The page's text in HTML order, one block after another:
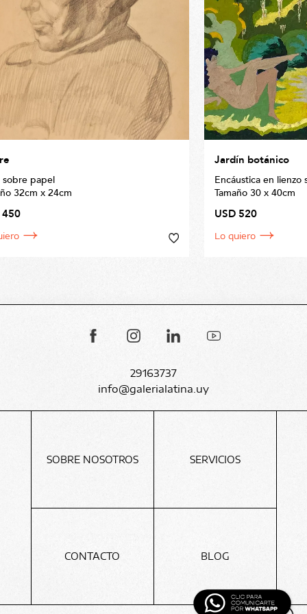
sobre papel
32cm x 24cm
450
Jardín botánico
Encáustica en lienzo
Tamaño 30 x 40cm
USD 520
Lo quiero
29163737
info@galerialatina.uy
SOBRE NOSOTROS SERVICIOS
CONTACTO BLOG